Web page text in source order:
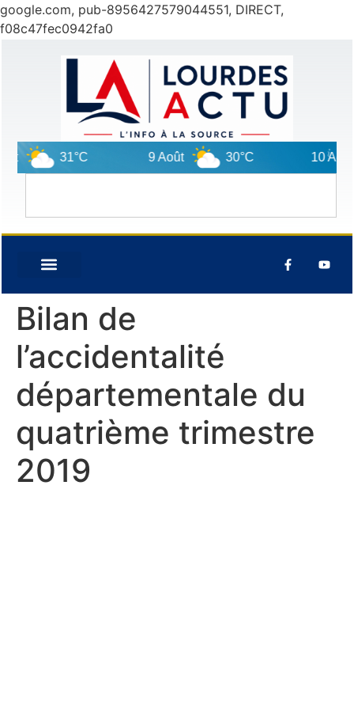
google.com, pub-8956427579044551, DIRECT,
f08c47fec0942fa0
31°C 9 Août 30°C 10 Août
Bilan de
l’accidentalité
départementale du
quatrième trimestre
2019